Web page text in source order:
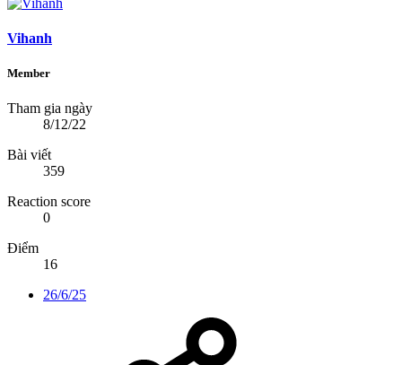
Vihanh
Member
Tham gia ngày
8/12/22
Bài viết
359
Reaction score
0
Điểm
16
26/6/25